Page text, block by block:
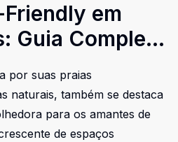
em
Guia Completo
Pets
por suas praias
naturais, também se destaca
para os amantes de
de espaços